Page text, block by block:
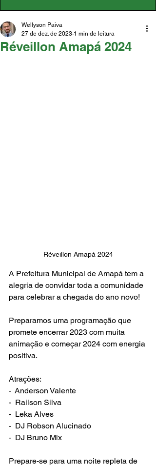
Réveillon Amapá 2024
Wellyson Paiva
27 de dez. de 2023 1 min de leitura
Réveillon Amapá 2024
A Prefeitura Municipal de Amapá tem a
alegria de convidar toda a comunidade
para celebrar a chegada do ano novo!
Preparamos uma programação que
promete encerrar 2023 com muita
animação e começar 2024 com energia
positiva.
Atrações:
-  Anderson Valente
-  Railson Silva
-  Leka Alves
-  DJ Robson Alucinado
-  DJ Bruno Mix
Prepare-se para uma noite repleta de